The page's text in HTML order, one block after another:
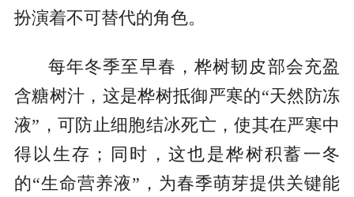
扮演着不可替代的角色。
每年冬季至早春，桦树韧皮部会充盈
含糖树汁，这是桦树抵御严寒的“天然防冻
液”，可防止细胞结冰死亡，使其在严寒中
得以生存；同时，这也是桦树积蓄一冬
的“生命营养液”，为春季萌芽提供关键能